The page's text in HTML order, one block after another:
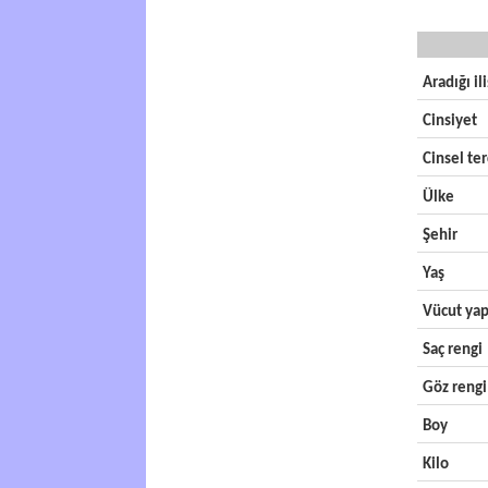
Aradığı
Cinsiyet
Cinsel
Ülke
Şehir
Yaş
Vücut
Saç rengi
Göz rengi
Boy
Kilo